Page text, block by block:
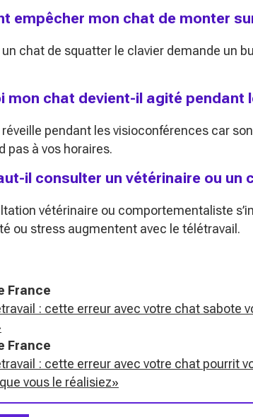
empêcher mon chat de monter
chat de squatter le clavier demande un
mon chat devient-il agité pendant
pendant les visioconférences car
pas à vos horaires.
il consulter un vétérinaire ou un
vétérinaire ou comportementaliste
ou stress augmentent avec le télétravail.
France
: cette erreur avec votre chat sabote
France
: cette erreur avec votre chat pourrit
vous le réalisiez»